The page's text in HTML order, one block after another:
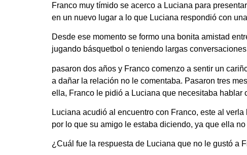
Franco muy tímido se acerco a Luciana para
en un nuevo lugar a lo que Luciana respondió con
Desde ese momento se formo una bonita amistad
jugando básquetbol o teniendo largas
pasaron dos años y Franco comenzo a sentir un
a dañar la relación no le comentaba. Pasaron tres
ella, Franco le pidió a Luciana que necesitaba hablar
Luciana acudió al encuentro con Franco, este al
por lo que su amigo le estaba diciendo, ya que ella
¿Cuál fue la respuesta de Luciana que no le gustó a